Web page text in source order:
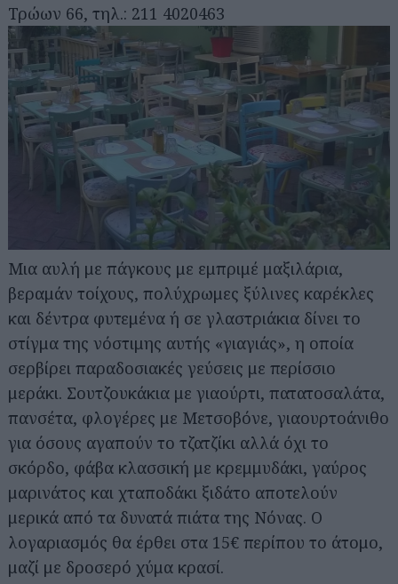
Τρώων 66, τηλ.: 211 4020463
Μια αυλή με πάγκους με εμπριμέ μαξιλάρια,
βεραμάν τοίχους, πολύχρωμες ξύλινες καρέκλες
και δέντρα φυτεμένα ή σε γλαστριάκια δίνει το
στίγμα της νόστιμης αυτής «γιαγιάς», η οποία
σερβίρει παραδοσιακές γεύσεις με περίσσιο
μεράκι. Σουτζουκάκια με γιαούρτι, πατατοσαλάτα,
πανσέτα, φλογέρες με Μετσοβόνε, γιαουρτοάνιθο
για όσους αγαπούν το τζατζίκι αλλά όχι το
σκόρδο, φάβα κλασσική με κρεμμυδάκι, γαύρος
μαρινάτος και χταποδάκι ξιδάτο αποτελούν
μερικά από τα δυνατά πιάτα της Νόνας. Ο
λογαριασμός θα έρθει στα 15€ περίπου το άτομο,
μαζί με δροσερό χύμα κρασί.